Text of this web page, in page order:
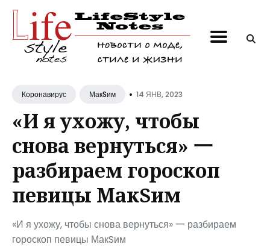
Поиск
Коронавирус МакSим • 14 ЯНВ, 2023
«И я ухожу, чтобы
снова вернуться» 一
разбираем гороскоп
певицы МакSим
«И я ухожу, чтобы снова вернуться» 一 разбираем
гороскоп певицы МакSим